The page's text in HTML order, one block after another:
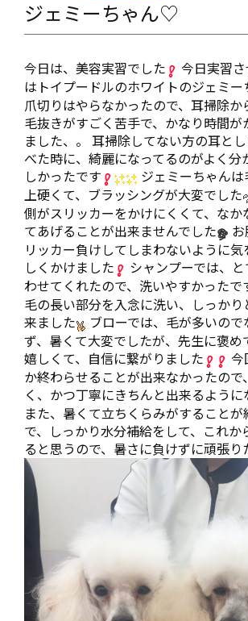
ジェミーちゃん♡
今日は、美容実習でした
今日実習
はトイプードルのホワイトのジェミー
爪切りはやらなかったので、耳掃除
毛抜きがすごく苦手で、かなり時間が
ました、。 耳掃除してない方の耳と
べた時に、綺麗になってるのがよく分
しかったです
ジェミーちゃん
上硬くて、ブラッシングが大変でした
側がスリッカーをかけにくくて、なか
てあげることが出来ませんでした
リッカー負けしてしまわないように
しくかけました
シャンプーでは、
わせてくれたので、洗いやすかったで
毛の長い部分を入念に洗い、しっか
来ました
ブローでは、毛が多いの
ず、暑くて大変でしたが、先生に褒め
嬉しくて、自信に繋がりました
今
か終わらせることが出来なかったので
く、かつ丁寧にきちんと出来るよう
また、暑くて立ちくらみがすること
で、しっかり水分補給をして、これか
ると思うので、暑さに負けずに頑張り